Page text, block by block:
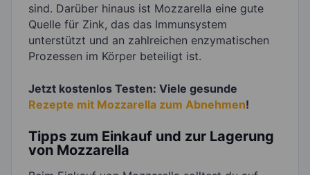
sind. Darüber hinaus ist Mozzarella eine gute
Quelle für Zink, das das Immunsystem
unterstützt und an zahlreichen enzymatischen
Prozessen im Körper beteiligt ist.
Jetzt kostenlos Testen: Viele gesunde
Rezepte mit Mozzarella zum Abnehmen!
Tipps zum Einkauf und zur Lagerung
von Mozzarella